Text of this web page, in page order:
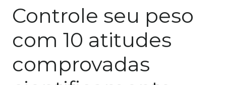
Controle seu peso
com 10 atitudes
comprovadas